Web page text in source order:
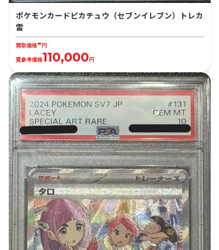
ポケモンカードピカチュウ（セブンイレブン）トレカ
雷
買取価格-円
質参考価格110,000円